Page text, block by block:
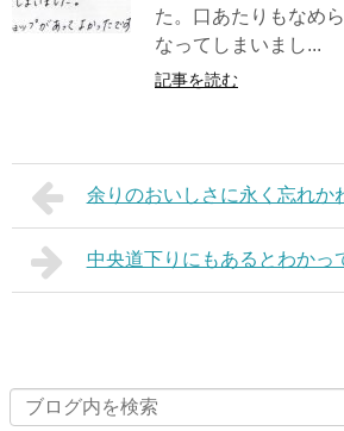
た。口あたりもなめ
なってしまいまし...
記事を読む
余りのおいしさに永く忘れか
中央道下りにもあるとわかっ